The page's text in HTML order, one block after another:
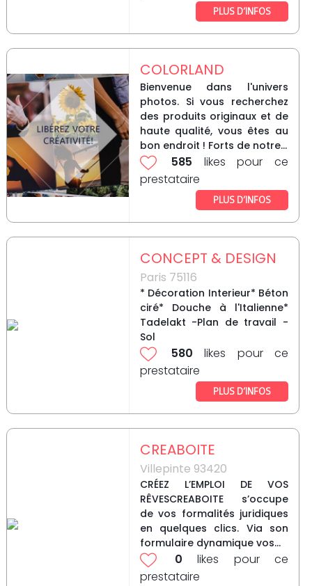
PLUS D’INFOS
COLORLAND
Bienvenue dans l'univers
photos. Si vous recherchez
des produits originaux et de
haute qualité, vous êtes au
bon endroit ! Forts de notre...
585 likes pour ce
prestataire
PLUS D’INFOS
CONCEPT & DESIGN
Paris 75116
* Décoration Interieur* Béton
ciré* Douche à l'Italienne*
Tadelakt -Plan de travail -
Sol
580 likes pour ce
prestataire
PLUS D’INFOS
CREABOITE
Villepinte 93420
CRÉEZ L’EMPLOI DE VOS
RÊVESCREABOITE s’occupe
de vos formalités juridiques
en quelques clics. Via son
formulaire dynamique vos...
0 likes pour ce
prestataire